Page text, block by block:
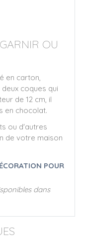
OU
en carton,
coques qui
de 12 cm, il
en chocolat.
ou d'autres
de votre maison
POUR
dans